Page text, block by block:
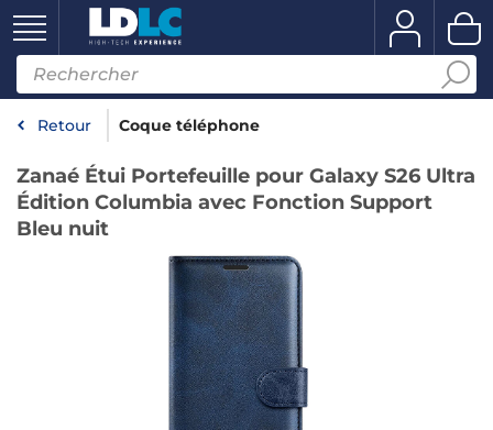
Retour Coque téléphone
Zanaé Étui Portefeuille pour Galaxy S26 Ultra
Édition Columbia avec Fonction Support
Bleu nuit